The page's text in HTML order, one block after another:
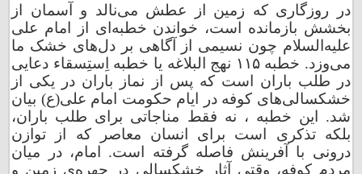
در روزگاری که زمین از عطش می‌نالد و آسمان از
بخشش بازمانده است، خواندن خطبه‌ای از امام علی‌
علیه‌السلام چون نسیمی از آگاهی بر دل‌های خشک ما
می‌وزد. خطبه ۱۱۵ نهج البلاغه یا خطبه اِستِسقاء دعایی
در طلب باران است که پس از نماز باران در یکی از
خشکسالی‌های کوفه در ایام حکومت امام علی(ع) بیان
شد. این خطبه ، نه فقط مناجاتی برای طلب باران،
بلکه تذکری است برای انسان معاصر که از توازن
درونی با آفرینش فاصله گرفته است. امام، در میان
مردم کوفه، وقتی آثار خشکسالی در چهره‌ی زمین و